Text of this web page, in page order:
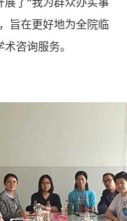
了“我为群众办实事
旨在更好地为全院临
咨询服务。